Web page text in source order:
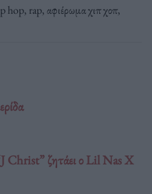
hop, rap,αφιέρωμα χιπ χοπ,
Christ” ζητάει ο Lil Nas X